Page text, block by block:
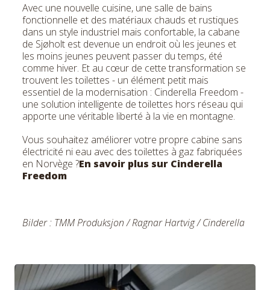
Avec une nouvelle cuisine, une salle de bains
fonctionnelle et des matériaux chauds et rustiques
dans un style industriel mais confortable, la cabane
de Sjøholt est devenue un endroit où les jeunes et
les moins jeunes peuvent passer du temps, été
comme hiver. Et au cœur de cette transformation se
trouvent les toilettes - un élément petit mais
essentiel de la modernisation : Cinderella Freedom -
une solution intelligente de toilettes hors réseau qui
apporte une véritable liberté à la vie en montagne.
Vous souhaitez améliorer votre propre cabine sans
électricité ni eau avec des toilettes à gaz fabriquées
en Norvège ?En savoir plus sur Cinderella
Freedom
Bilder: TMM Produksjon / Ragnar Hartvig / Cinderella